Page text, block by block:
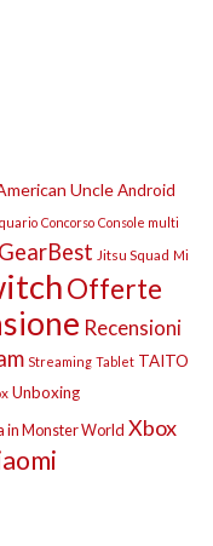
UncleAndroid
Concorso Console multi
GearBest Jitsu Squad Mi
Offerte
Recensioni
Streaming Tablet TAITO
Unboxing
in Monster World Xbox